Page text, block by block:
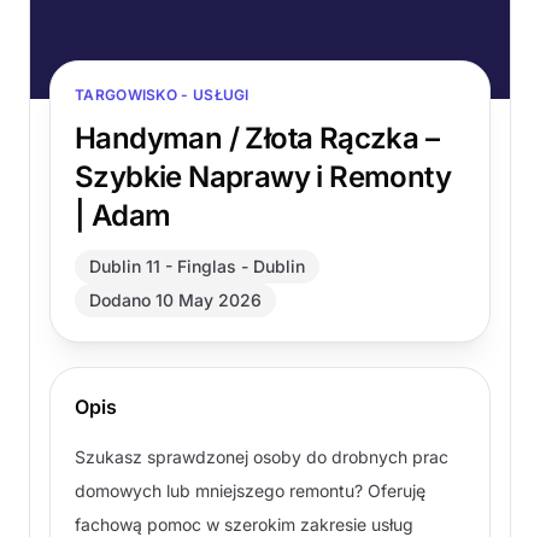
TARGOWISKO - USŁUGI
Handyman / Złota Rączka –
Szybkie Naprawy i Remonty
| Adam
Dublin 11 - Finglas - Dublin
Dodano 10 May 2026
Opis
Szukasz sprawdzonej osoby do drobnych prac
domowych lub mniejszego remontu? Oferuję
fachową pomoc w szerokim zakresie usług